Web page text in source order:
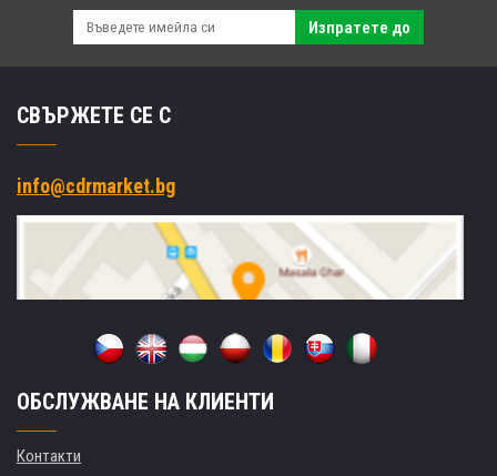
Изпратете до
СВЪРЖЕТЕ СЕ С
info@cdrmarket.bg
ОБСЛУЖВАНЕ НА КЛИЕНТИ
Контакти